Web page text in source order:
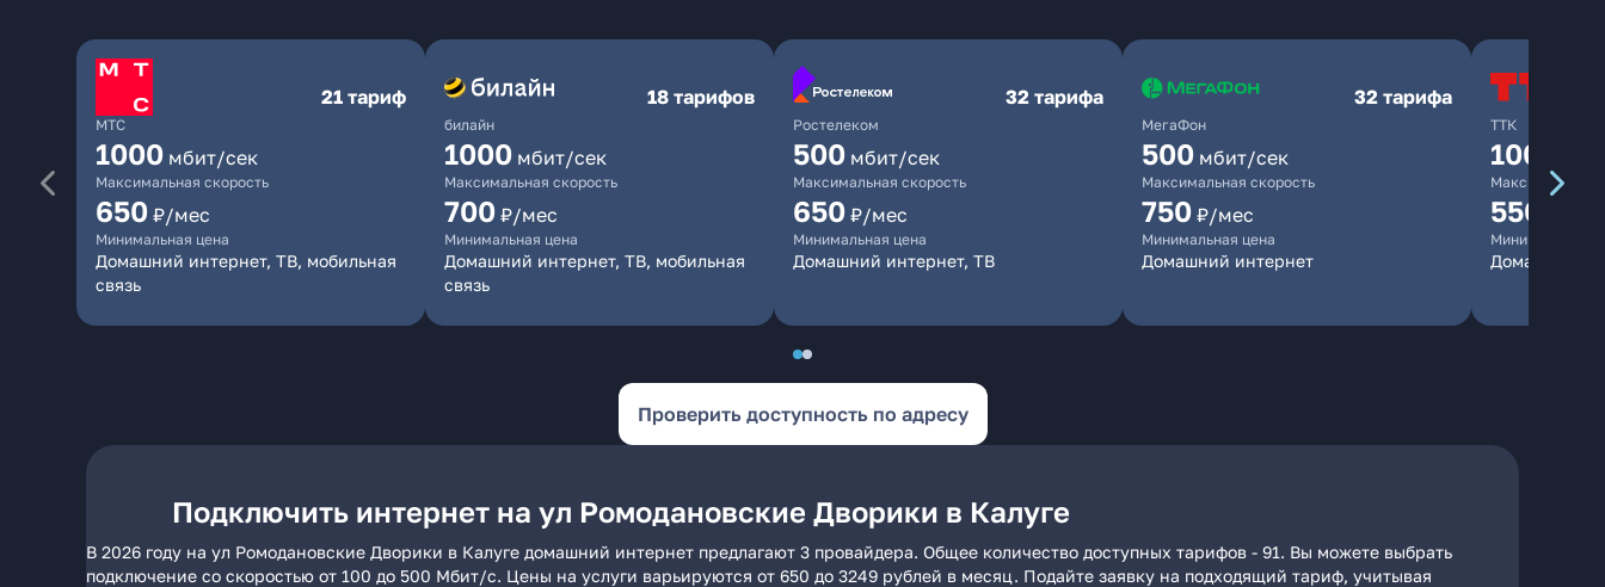
МТС
21 тариф
1000 мбит/сек
Максимальная скорость
650 ₽/мес
Минимальная цена
Домашний интернет, ТВ, мобильная
связь
билайн
18 тарифов
1000 мбит/сек
Максимальная скорость
700 ₽/мес
Минимальная цена
Домашний интернет, ТВ, мобильная
связь
Ростелеком
32 тарифа
500 мбит/сек
Максимальная скорость
650 ₽/мес
Минимальная цена
Домашний интернет, ТВ
МегаФон
32 тарифа
500 мбит/сек
Максимальная скорость
750 ₽/мес
Минимальная цена
Домашний интернет
ТТК
100
Максимальная
550
Минимальная
Домашний
Проверить доступность по адресу
Подключить интернет на ул Ромодановские Дворики в Калуге
В 2026 году на ул Ромодановские Дворики в Калуге домашний интернет предлагают 3 провайдера. Общее количество доступных тарифов - 91. Вы можете выбрать
подключение со скоростью от 100 до 500 Мбит/с. Цены на услуги варьируются от 650 до 3249 рублей в месяц. Подайте заявку на подходящий тариф, учитывая